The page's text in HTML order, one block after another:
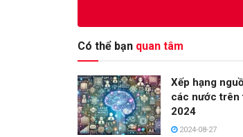
Có thể bạn quan tâm
Xếp hạng
các nước trên
2024
2024-08-27